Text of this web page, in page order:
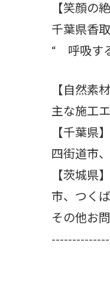
【笑顔の
千葉県香
“ 呼吸す
【自然素
主な施工
【千葉県
四街道市
【茨城県
市、つく
その他お